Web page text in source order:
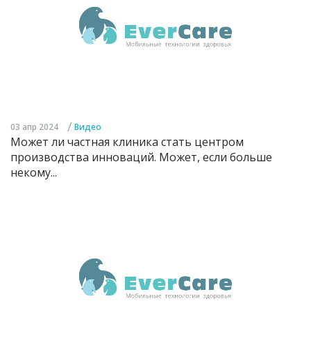
03 апр 2024 / Видео
Может ли частная клиника стать центром
производства инноваций. Может, если больше
некому...